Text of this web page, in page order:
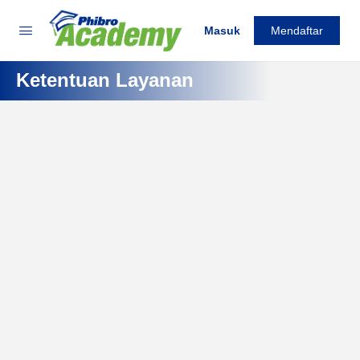
Masuk Mendaftar
Ketentuan Layanan